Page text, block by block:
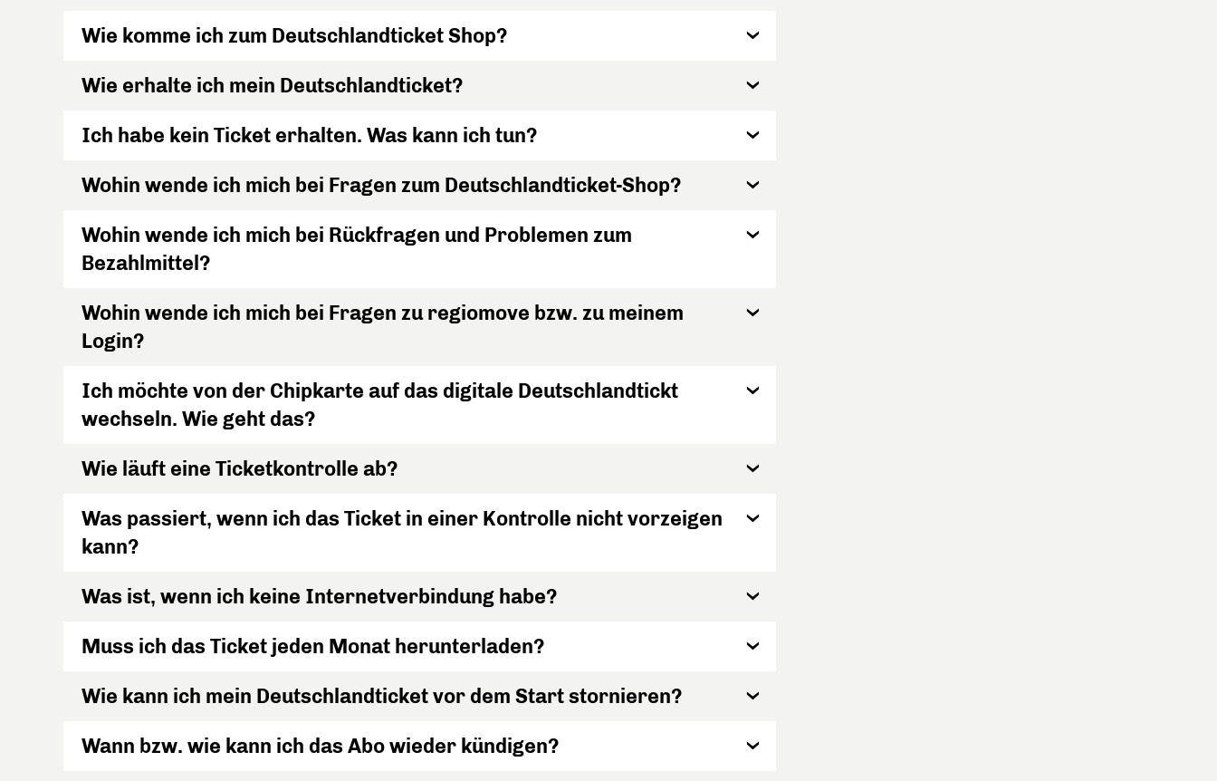
Wie komme ich zum Deutschlandticket Shop?
Wie erhalte ich mein Deutschlandticket?
Ich habe kein Ticket erhalten. Was kann ich tun?
Wohin wende ich mich bei Fragen zum Deutschlandticket-Shop?
Wohin wende ich mich bei Rückfragen und Problemen zum
Bezahlmittel?
Wohin wende ich mich bei Fragen zu regiomove bzw. zu meinem
Login?
Ich möchte von der Chipkarte auf das digitale Deutschlandtickt
wechseln. Wie geht das?
Wie läuft eine Ticketkontrolle ab?
Was passiert, wenn ich das Ticket in einer Kontrolle nicht vorzeigen
kann?
Was ist, wenn ich keine Internetverbindung habe?
Muss ich das Ticket jeden Monat herunterladen?
Wie kann ich mein Deutschlandticket vor dem Start stornieren?
Wann bzw. wie kann ich das Abo wieder kündigen?